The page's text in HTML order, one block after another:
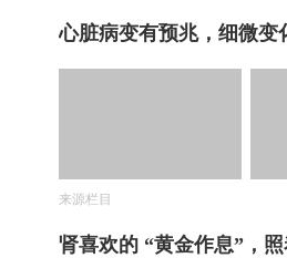
心脏病变有预兆，细微变
来源栏目
肾喜欢的 “黄金作息”，